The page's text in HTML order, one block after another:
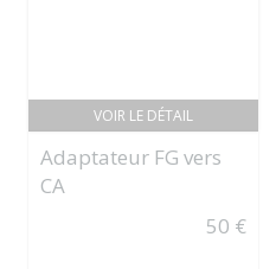
VOIR LE DÉTAIL
Adaptateur FG vers
CA
50 €